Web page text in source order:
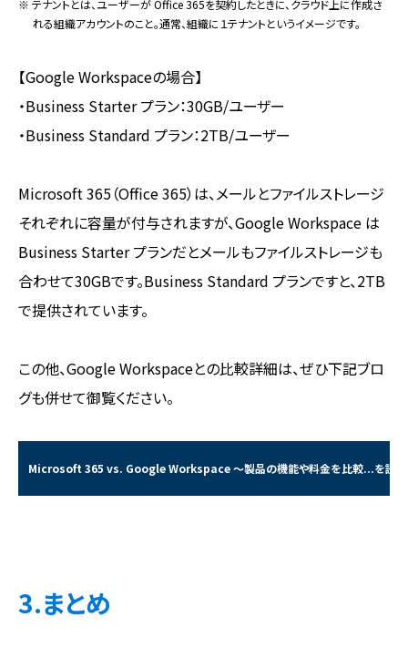
※ テナントとは、ユーザーが Office 365を契約したときに、クラウド上に作成さ
れる組織アカウントのこと。通常、組織に１テナントというイメージです。
【Google Workspaceの場合】
・Business Starter プラン：30GB/ユーザー
・Business Standard プラン：2TB/ユーザー
Microsoft 365（Office 365）は、メールとファイルストレージ
それぞれに容量が付与されますが、Google Workspace は
Business Starter プランだとメールもファイルストレージも
合わせて30GBです。Business Standard プランですと、2TB
で提供されています。
この他、Google Workspaceとの比較詳細は、ぜひ下記ブロ
グも併せて御覧ください。
Microsoft 365 vs. Google Workspace ～製品の機能や料金を比較...を読む
3.まとめ